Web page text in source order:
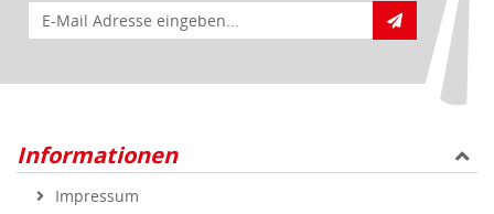
E-Mail für Newsletteranmeldung
Informationen
Impressum